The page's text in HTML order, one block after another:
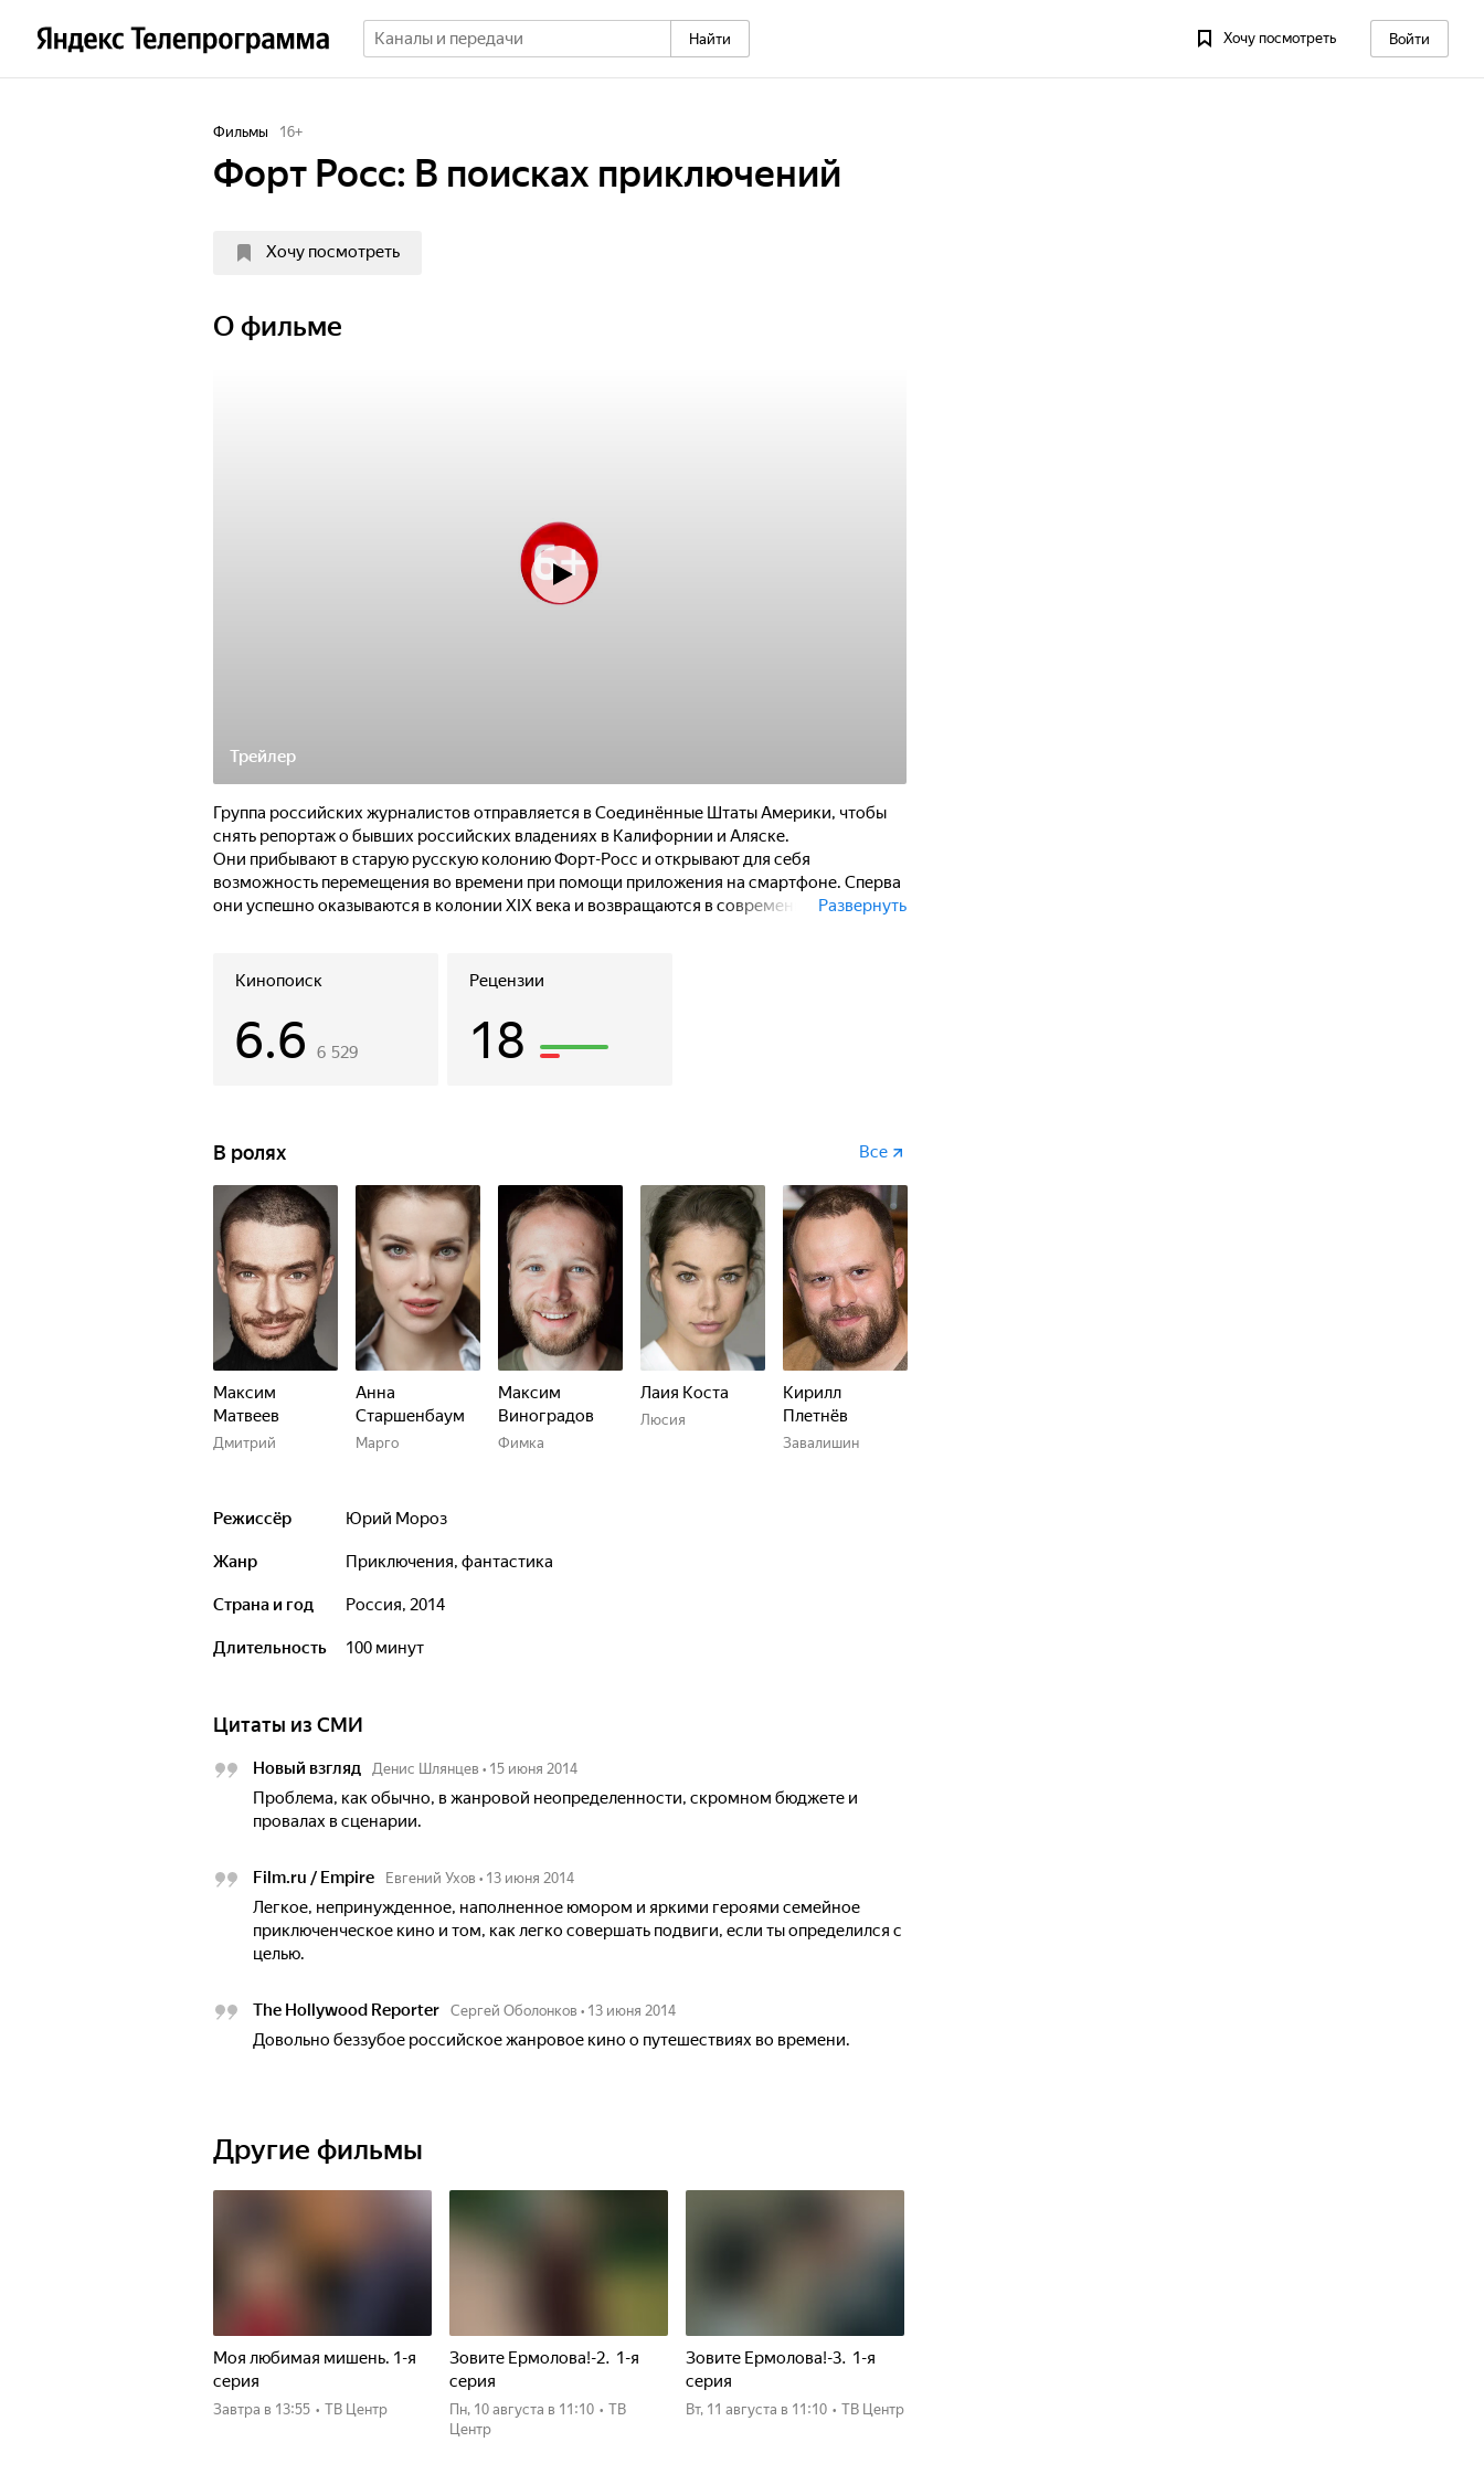
Найти Хочу посмотреть Войти
Фильмы 16+
Форт Росс: В поисках приключений
Хочу посмотреть
О фильме
Трейлер
Группа российских журналистов отправляется в Соединённые Штаты Америки, чтобы
снять репортаж о бывших российских владениях в Калифорнии и Аляске.
Они прибывают в старую русскую колонию Форт-Росс и открывают для себя
возможность перемещения во времени при помощи приложения на смартфоне. Сперва
они успешно оказываются в колонии XIX века и возвращаются в современность, однако
Развернуть
Кинопоиск
6.6 6 529
Рецензии
18
В ролях Все
Максим
Матвеев
Дмитрий
Анна
Старшенбаум
Марго
Максим
Виноградов
Фимка
Лаия Коста
Люсия
Кирилл
Плетнёв
Завалишин
Режиссёр Юрий Мороз
Жанр приключения, фантастика
Страна и год Россия, 2014
Длительность 100 минут
Цитаты из СМИ
Новый взгляд Денис Шлянцев • 15 июня 2014
Проблема, как обычно, в жанровой неопределенности, скромном бюджете и
провалах в сценарии.
Film.ru / Empire Евгений Ухов • 13 июня 2014
Легкое, непринужденное, наполненное юмором и яркими героями семейное
приключенческое кино и том, как легко совершать подвиги, если ты определился с
целью.
The Hollywood Reporter Сергей Оболонков • 13 июня 2014
Довольно беззубое российское жанровое кино о путешествиях во времени.
Другие фильмы
Моя любимая мишень. 1-я
серия
Завтра в 13:55 • ТВ Центр
Зовите Ермолова!-2. 1-я
серия
пн, 10 августа в 11:10 • ТВ
Центр
Зовите Ермолова!-3. 1-я
серия
вт, 11 августа в 11:10 • ТВ Центр